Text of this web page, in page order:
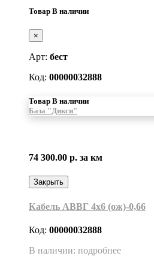
Товар В наличии
×
Арт: бест
Код: 00000032888
Товар В наличии
База "Дикси"
74 300.00 р. за км
Закрыть
Кабель АВВГ 4х6 (ож)-0,66
Код: 00000032888
В наличии: подробнее